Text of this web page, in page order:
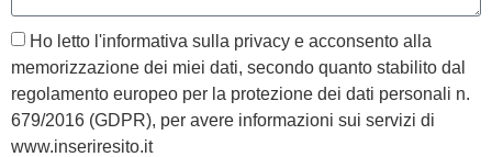
Ho letto l'informativa sulla privacy e acconsento alla
memorizzazione dei miei dati, secondo quanto stabilito dal
regolamento europeo per la protezione dei dati personali n.
679/2016 (GDPR), per avere informazioni sui servizi di
www.inseriresito.it